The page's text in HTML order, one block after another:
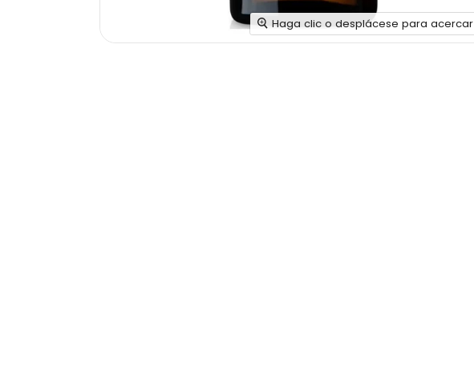
Haga clic o desplácese para acercar